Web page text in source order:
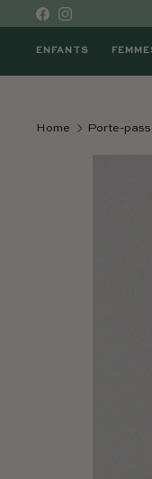
Skip to content
Facebook
Instagram
ENFANTS
Home Porte-